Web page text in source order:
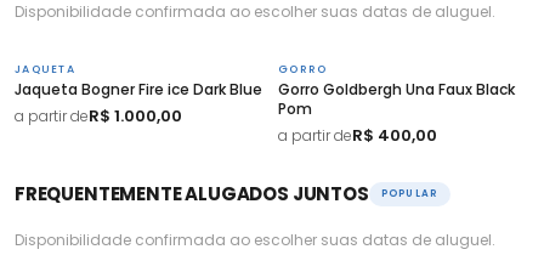
Disponibilidade confirmada ao escolher suas datas de aluguel.
JAQUETA
Jaqueta Bogner Fire ice Dark Blue
a partir deR$ 1.000,00
GORRO
Gorro Goldbergh Una Faux Black
Pom
a partir deR$ 400,00
FREQUENTEMENTE ALUGADOS JUNTOS POPULAR
Disponibilidade confirmada ao escolher suas datas de aluguel.